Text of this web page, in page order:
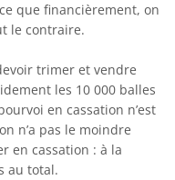
que financièrement, on
le contraire.
trimer et vendre
les 10 000 balles
en cassation n’est
n’a pas le moindre
en cassation : à la
au total.